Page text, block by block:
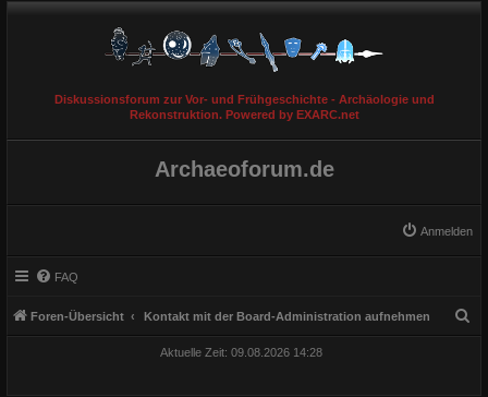
Diskussionsforum zur Vor- und Frühgeschichte - Archäologie und
Rekonstruktion. Powered by EXARC.net
Archaeoforum.de
Anmelden
FAQ
Foren-Übersicht Kontakt mit der Board-Administration aufnehmen
Aktuelle Zeit: 09.08.2026 14:28